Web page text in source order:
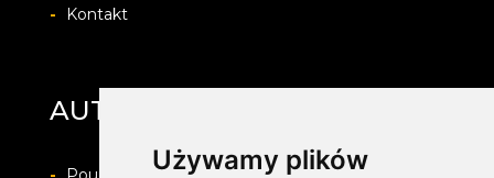
Używamy plików
-
Kontakt
AUTO-PROTECT